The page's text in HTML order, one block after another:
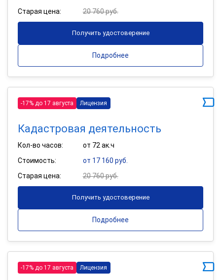
Старая цена: 20 760 руб.
Получить удостоверение
Подробнее
-17% до 17 августа Лицензия
Кадастровая деятельность
Кол-во часов:
от 72 ак.ч
Стоимость:
от 17 160 руб.
Старая цена:
20 760 руб.
Получить удостоверение
Подробнее
-17% до 17 августа Лицензия